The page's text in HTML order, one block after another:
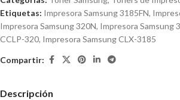
Etiquetas: Impresora Samsung 3185FN,
Impresora Samsung 320N, Impresora Samsung
CCLP-320, Impresora Samsung CLX-3185
Compartir:
Descripción